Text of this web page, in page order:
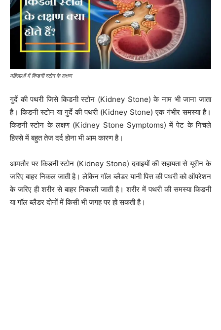
महिलाओं में किडनी स्टोन के लक्षण
गुर्दे की पथरी जिसे किडनी स्टोन (Kidney Stone) के नाम भी जाना जाता
है। किडनी स्टोन या गुर्दे की पथरी (Kidney Stone) एक गंभीर समस्या है।
किडनी स्टोन के लक्षण (Kidney Stone Symptoms) में पेट के निचले
हिस्से में बहुत तेज दर्द होना भी आम कारण है।
आमतौर पर किडनी स्टोन (Kidney Stone) दवाइयों की सहायता से यूरीन के
जरिए बाहर निकल जाती है। लेकिन गॉल ब्लैडर यानी पित्त की पथरी को ऑपरेशन
के जरिए ही शरीर से बाहर निकाली जाती है। शरीर में पथरी की समस्या किडनी
या गॉल ब्लैडर दोनों में किसी भी जगह पर हो सकती है।